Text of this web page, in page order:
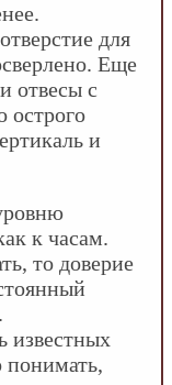
для
Еще
отвесы с
острого
и
к часам.
то доверие
известных
понимать,